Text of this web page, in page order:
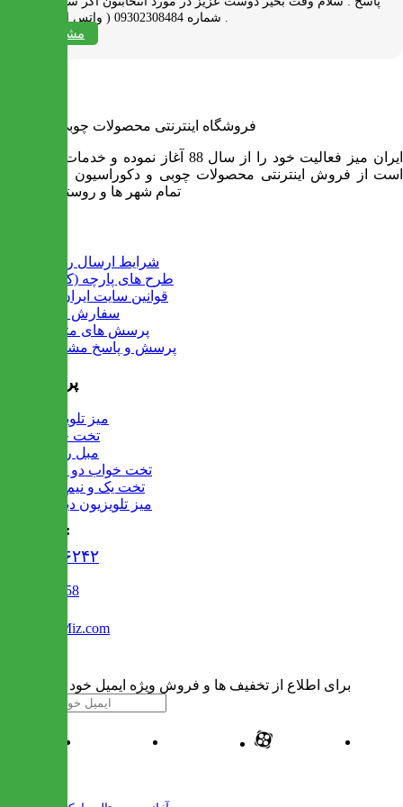
شماره 09302308484 ( واتس اپ ) پیام بدید .
مشاهده همه
فروشگاه اینترنتی محصولات چوبی ایران میز
ایران میز فعالیت خود را از سال 88 آغاز نموده و خدمات آن عبارت
است از فروش اینترنتی محصولات چوبی و دکوراسیون و ارسال به
تمام شهر ها و روستاهای کشور
شرایط ارسال رایگان
طرح های پارچه (کالیته)
قوانین سایت ایران میز
سفارش عمده
پرسش های متداول
پرسش و پاسخ مشتریان
پرفروش ها
میز تلویزیون
تخت خواب
مبل راحتی
تخت خواب دو طبقه
تخت یک و نیم نفره
میز تلویزیون دیواری
تماس با ما :
۰۲۱۹۱۳۰۶۲۴۲
02122509458
Info@IranMiz.com
برای اطلاع از تخفیف ها و فروش ویژه ایمیل خود را وارد کنید